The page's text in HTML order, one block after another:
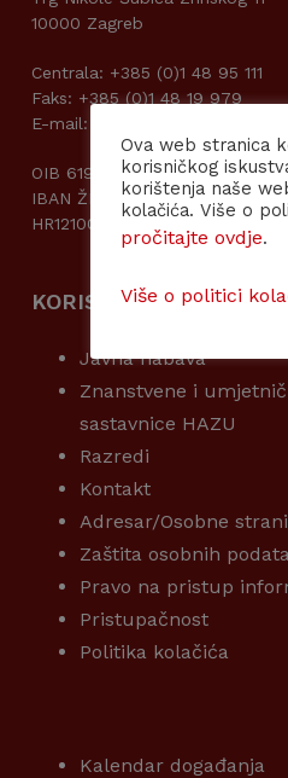
10000 Zagreb
Centrala: +385 (0)1 48 95 111
Faks: +385 (0)1 48 19 979
E-mail: kabpred@hazu.hr
OIB 61989185242
IBAN ŽIRO RAČUNA: DRŽAVNI
HR1210010051863000160
KORISNI LINKOVI
Javna nabava
Znanstvene i
sastavnice HAZU
Razredi
Kontakt
Adresar/Osobne
Zaštita osobnih
Pravo na pristup
Pristupačnost
Politika kolačića
Kalendar događanja
Ova web stranica
korisničkog
korištenja naše
kolačića. Više o
pročitajte ovdje.
Više o politici